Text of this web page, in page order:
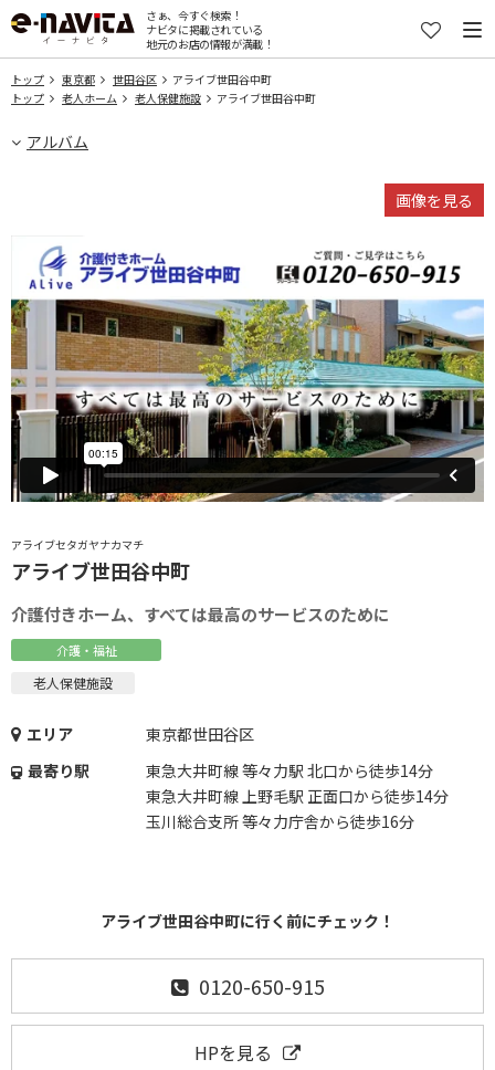
さぁ、今すぐ検索！
ナビタに掲載されている
地元のお店の情報が満載！
トップ 東京都 世田谷区
アライブ世田谷中町
トップ
老人ホーム 老人保健施設 アライブ世田谷中町
アルバム
アライブセタガヤナカマチ
アライブ世田谷中町
介護付きホーム、すべては最高のサービスのために
介護・福祉
老人保健施設
エリア
東京都世田谷区
最寄り駅
東急大井町線 等々力駅 北口から徒歩14分
東急大井町線 上野毛駅 正面口から徒歩14分
玉川総合支所 等々力庁舎から徒歩16分
アライブ世田谷中町に行く前にチェック！
0120-650-915
HPを見る
画像を見る